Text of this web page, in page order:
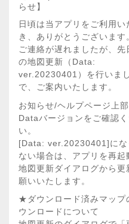
らせ】
日頃は当アプリをご利用い
き、ありがとうございます
ご連絡が遅れましたが、先
の地図更新（Data:
ver.20230401）を行いま
で、ご案内いたします。
お知らせ/ヘルプページ上
Dataバージョンをご確認く
い。
[Data: ver.20230401]にな
ない場合は、アプリを再起
地図更新ダイアログから更
願いいたします。
★ダウンロード済みマップ
ウンロードについて